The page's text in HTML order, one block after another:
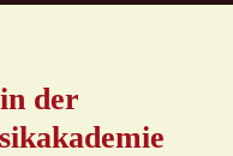
der